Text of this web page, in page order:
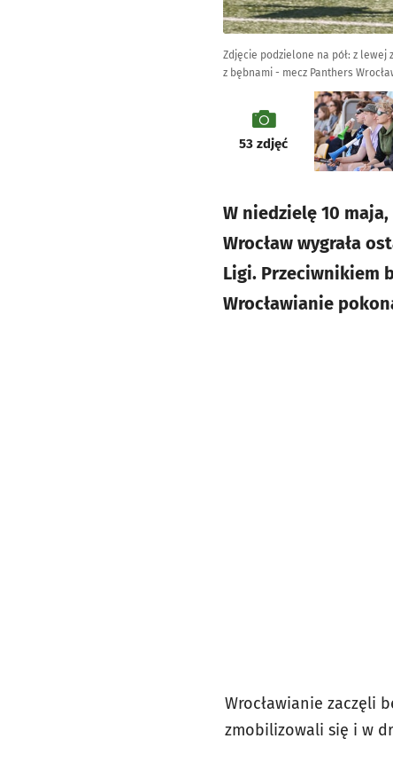
Zdjęcie podzielone na pół: z lewej
z bębnami - mecz Panthers
galeria
53 zdjęć
W niedzielę 10
Wrocław wygrała
Ligi. Przeciwnikiem
Wrocławianie
Wrocławianie zaczęli
zmobilizowali się i w